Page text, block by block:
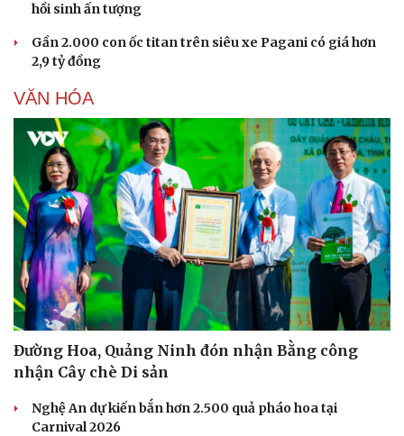
Văn hóa
Sân khấu - Điện ảnh
Văn học
Âm nhạc
Di sản
Nghệ sĩ
hồi sinh ấn tượng
Gần 2.000 con ốc titan trên siêu xe Pagani có giá hơn
2,9 tỷ đồng
VĂN HÓA
Đường Hoa, Quảng Ninh đón nhận Bằng công
nhận Cây chè Di sản
Nghệ An dự kiến bắn hơn 2.500 quả pháo hoa tại
Carnival 2026